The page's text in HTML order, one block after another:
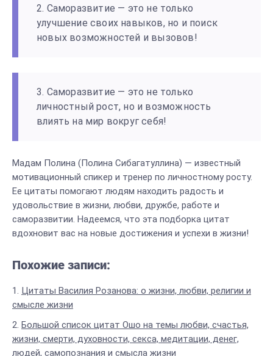
2. Саморазвитие — это не только
улучшение своих навыков, но и поиск
новых возможностей и вызовов!
3. Саморазвитие — это не только
личностный рост, но и возможность
влиять на мир вокруг себя!
Мадам Полина (Полина Сибагатуллина) — известный
мотивационный спикер и тренер по личностному росту.
Ее цитаты помогают людям находить радость и
удовольствие в жизни, любви, дружбе, работе и
саморазвитии. Надеемся, что эта подборка цитат
вдохновит вас на новые достижения и успехи в жизни!
Похожие записи:
Цитаты Василия Розанова: о жизни, любви, религии и
смысле жизни
Большой список цитат Ошо на темы любви, счастья,
жизни, смерти, духовности, секса, медитации, денег,
людей, самопознания и смысла жизни